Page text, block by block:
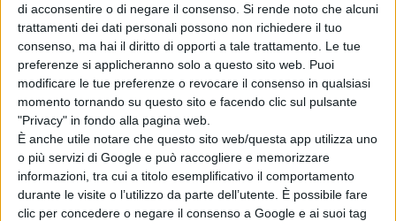
di acconsentire o di negare il consenso. Si rende noto che alcuni
trattamenti dei dati personali possono non richiedere il tuo
consenso, ma hai il diritto di opporti a tale trattamento. Le tue
preferenze si applicheranno solo a questo sito web. Puoi
modificare le tue preferenze o revocare il consenso in qualsiasi
momento tornando su questo sito e facendo clic sul pulsante
"Privacy" in fondo alla pagina web.
È anche utile notare che questo sito web/questa app utilizza uno
o più servizi di Google e può raccogliere e memorizzare
informazioni, tra cui a titolo esemplificativo il comportamento
durante le visite o l’utilizzo da parte dell’utente. È possibile fare
clic per concedere o negare il consenso a Google e ai suoi tag
Articolo successivo
Pro Sesto: coppa Italia amara per i biancocelesti
che perdono contro la Folgore Caratese
Articolo precedente